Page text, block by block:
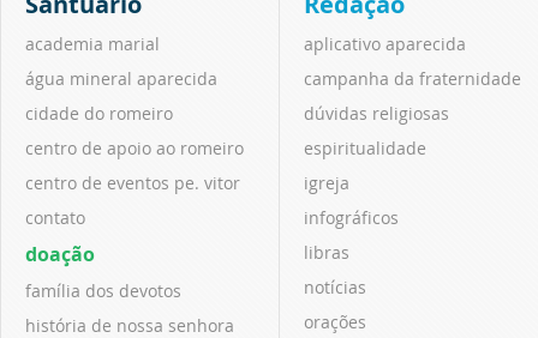
academia marial
água mineral aparecida
cidade do romeiro
centro de apoio ao romeiro
centro de eventos pe. vitor
contato
doação
família dos devotos
história de nossa senhora
aplicativo aparecida
campanha da fraternidade
dúvidas religiosas
espiritualidade
igreja
infográficos
libras
notícias
orações